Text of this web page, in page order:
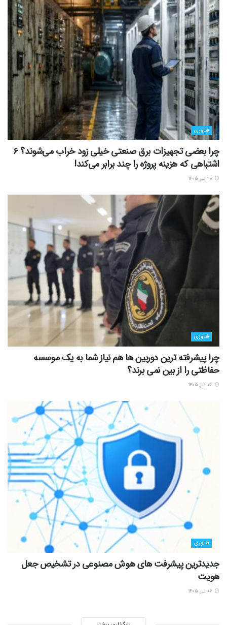
فناوری
چرا بعضی تجهیزات برق صنعتی خیلی زود خراب می‌شوند؟ ۶
اشتباهی که هزینه پروژه را چند برابر می‌کند!
فناوری
چرا پیشرفته ترین دوربین ها هم نیاز شما به یک موسسه
حفاظتی را از بین نمی برند؟
فناوری
جدیدترین پیشرفت های هوش مصنوعی در تشخیص جعل
هویت